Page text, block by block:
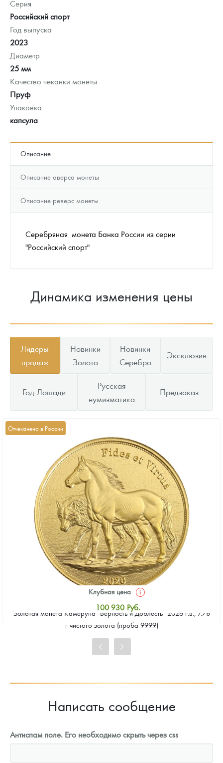
Серия
Российский спорт
Год выпуска
2023
Диаметр
25 мм
Качество чеканки монеты
Пруф
Упаковка
капсула
Описание
Описание аверса монеты
Описание реверс монеты
Серебряная монета Банка России из серии
"Российский спорт"
Динамика изменения цены
Лидеры
продаж
Новинки
Золото
Новинки
Серебро
Эксклюзив
Год Лошади
Русская
нумизматика
Предзаказ
Отчеканено в России
Золотая монета Камеруна "Верность и Доблесть" 2026 г.в., 7.78
г чистого золота (проба 9999)
Клубная цена
100 930 Руб.
Стандартная цена
Цена выкупа
Написать сообщение
Антиспам поле. Его необходимо скрыть через css